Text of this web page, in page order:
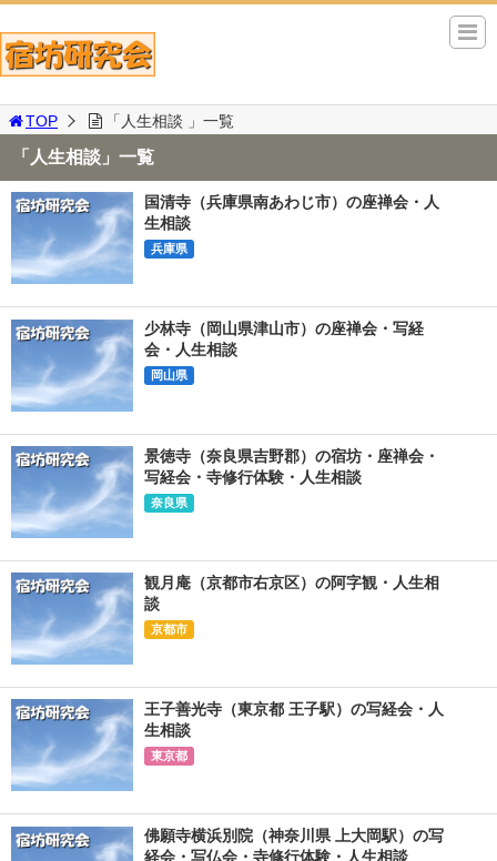
TOP 「人生相談 」一覧
「人生相談」一覧
国清寺（兵庫県南あわじ市）の座禅会・人
生相談
兵庫県
少林寺（岡山県津山市）の座禅会・写経
会・人生相談
岡山県
景徳寺（奈良県吉野郡）の宿坊・座禅会・
写経会・寺修行体験・人生相談
奈良県
観月庵（京都市右京区）の阿字観・人生相
談
京都市
王子善光寺（東京都 王子駅）の写経会・人
生相談
東京都
佛願寺横浜別院（神奈川県 上大岡駅）の写
経会・写仏会・寺修行体験・人生相談